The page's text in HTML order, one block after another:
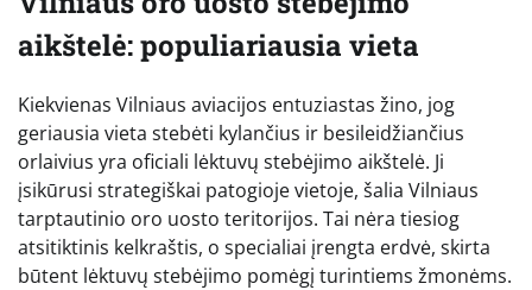
aikštelė: populiariausia vieta
Kiekvienas Vilniaus aviacijos entuziastas žino, jog
geriausia vieta stebėti kylančius ir besileidžiančius
orlaivius yra oficiali lėktuvų stebėjimo aikštelė. Ji
įsikūrusi strategiškai patogioje vietoje, šalia Vilniaus
tarptautinio oro uosto teritorijos. Tai nėra tiesiog
atsitiktinis kelkraštis, o specialiai įrengta erdvė, skirta
būtent lėktuvų stebėjimo pomėgį turintiems žmonėms.